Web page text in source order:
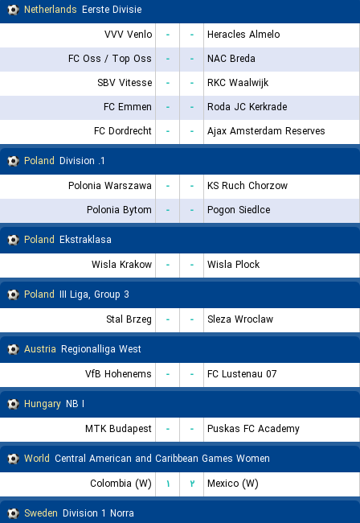
Netherlands Eerste Divisie
VVV Venlo
- -
Heracles Almelo
FC Oss / Top Oss
- -
NAC Breda
SBV Vitesse
- -
RKC Waalwijk
FC Emmen
- -
Roda JC Kerkrade
FC Dordrecht
- -
Ajax Amsterdam Reserves
Poland
1. Division
Polonia Warszawa
- -
KS Ruch Chorzow
Polonia Bytom
- -
Pogon Siedlce
Poland Ekstraklasa
Wisla Krakow
- -
Wisla Plock
Poland III Liga, Group 3
Stal Brzeg
- -
Sleza Wroclaw
Austria Regionalliga West
VfB Hohenems
- -
FC Lustenau 07
Hungary NB I
MTK Budapest
- -
Puskas FC Academy
World Central American and Caribbean Games Women
Colombia (W)
۱ ۲
Mexico (W)
Sweden Division 1 Norra